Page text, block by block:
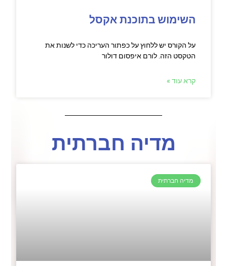
השימוש בתוכנת אקסל
על הקורס יש ללחוץ על כפתור העריכה כדי לשנות את
הטקסט הזה. לורם איפסום דולור
קרא עוד »
מדיה חברתית
מדיה חברתית